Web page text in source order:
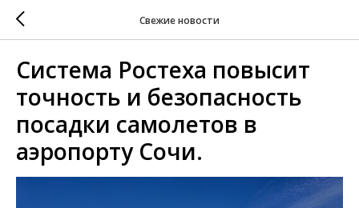
Свежие новости
Система Ростеха повысит
точность и безопасность
посадки самолетов в
аэропорту Сочи.